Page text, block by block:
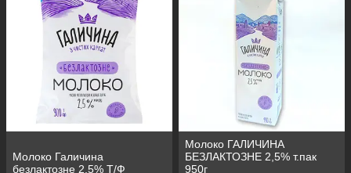
Молоко Галичина
безлактозне 2,5% Т/Ф
Молоко ГАЛИЧИНА
БЕЗЛАКТОЗНЕ 2,5% т.пак
950г